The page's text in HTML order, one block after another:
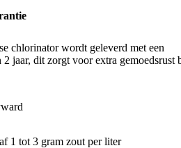
chlorinator wordt geleverd met een
2 jaar, dit zorgt voor extra gemoedsrust
1 tot 3 gram zout per liter